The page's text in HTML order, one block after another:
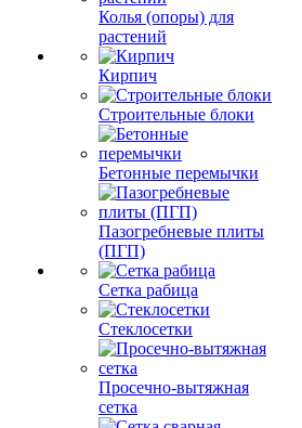
Колья (опоры) для
растений
Кирпич
Строительные блоки
Бетонные перемычки
Пазогребневые плиты
(ПГП)
Сетка рабица
Стеклосетки
Просечно-вытяжная
сетка